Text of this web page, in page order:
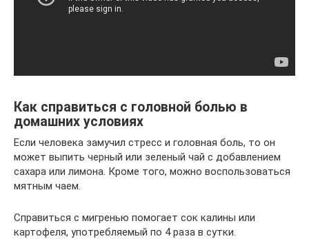
Как справиться с головной болью в
домашних условиях
Если человека замучил стресс и головная боль, то он
может выпить черный или зеленый чай с добавлением
сахара или лимона. Кроме того, можно воспользоваться
мятным чаем.
Справиться с мигренью помогает сок калины или
картофеля, употребляемый по 4 раза в сутки.